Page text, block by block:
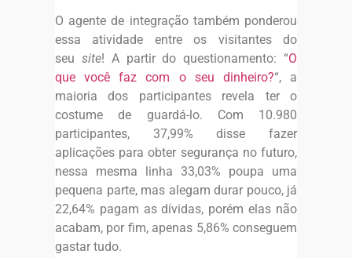
O agente de integração também ponderou
essa atividade entre os visitantes do
seu site! A partir do questionamento: “O
que você faz com o seu dinheiro?“, a
maioria dos participantes revela ter o
costume de guardá-lo. Com 10.980
participantes, 37,99% disse fazer
aplicações para obter segurança no futuro,
nessa mesma linha 33,03% poupa uma
pequena parte, mas alegam durar pouco, já
22,64% pagam as dívidas, porém elas não
acabam, por fim, apenas 5,86% conseguem
gastar tudo.